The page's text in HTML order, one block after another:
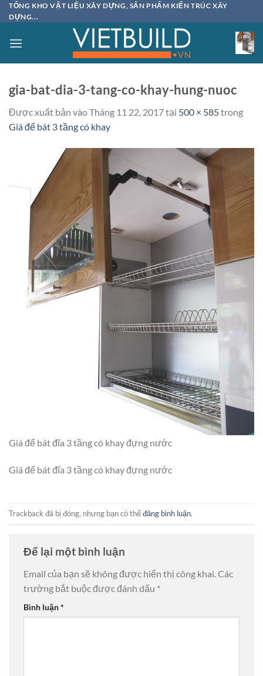
Bỏ
qua
dung
TỔNG KHO VẬT LIỆU XÂY DỰNG, SẢN PHẨM KIẾN TRÚC XÂY
DỰNG...
gia-bat-dia-3-tang-co-khay-hung-nuoc
Được xuất bản vàoTháng 11 22, 2017tại 500 × 585trong
Giá để bát 3 tầng có khay
Giá để bát đĩa 3 tầng có khay đựng nước
Giá để bát đĩa 3 tầng có khay đựng nước
Trackback đã bị đóng, nhưng bạn có thểđăng bình luận.
Để lại một bình luận
Email của bạn sẽ không được hiển thị công khai. Các
trường bắt buộc được đánh dấu *
Bình luận*